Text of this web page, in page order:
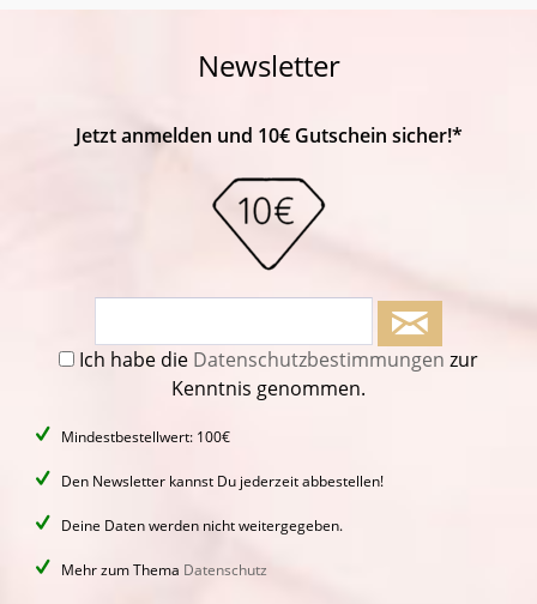
Newsletter
Jetzt anmelden und 10€ Gutschein sicher!*
Ich habe die Datenschutzbestimmungen zur
Kenntnis genommen.
Mindestbestellwert: 100€
Den Newsletter kannst Du jederzeit abbestellen!
Deine Daten werden nicht weitergegeben.
Mehr zum Thema Datenschutz